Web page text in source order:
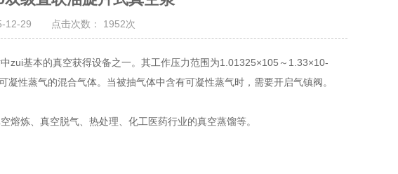
12-29 点击次数： 1952次
zui基本的真空获得设备之一。其工作压力范围为1.01325×105～1.33×10-
性蒸气的混合气体。当被抽气体中含有可凝性蒸气时，需要开启气镇阀。
炼、真空脱气、热处理、化工医药行业的真空蒸馏等。